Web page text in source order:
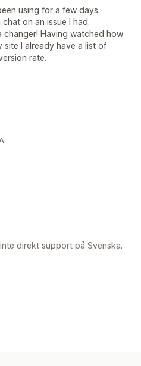
using for a few days.
on an issue I had.
Having watched how
site I already have a list of
rate.
direkt support på Svenska.